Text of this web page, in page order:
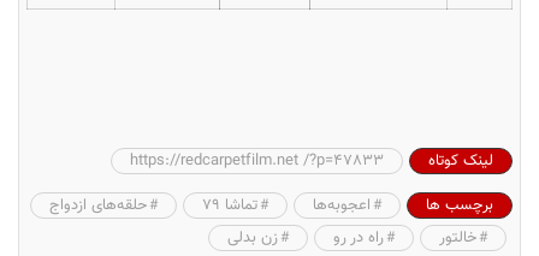
لینک کوتاه
https://redcarpetfilm.net /?p=47833
برچسب ها
اعجوبه‌ها تماشا ۷۹
حلقه‌های ازدواج
خالتور
راه در رو
زن بدلی